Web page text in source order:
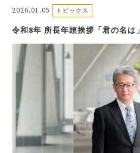
2026.01.05 トピックス
令和8年 所長年頭挨拶「君の名は」